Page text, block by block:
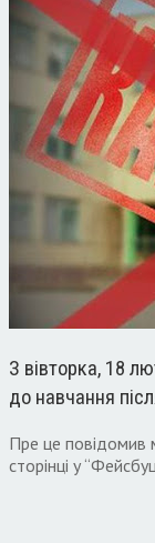
З вівторка, 18
до навчання
Пре це повідомив
сторінці у